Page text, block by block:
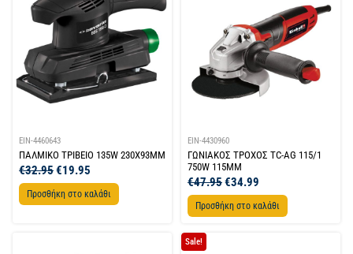
EIN-4460643
ΠΑΛΜΙΚΟ ΤΡΙΒΕΙΟ 135W 230X93MM
€32.95€19.95
Προσθήκη στο καλάθι
EIN-4430960
ΓΩΝΙΑΚΟΣ ΤΡΟΧΟΣ TC-AG 115/1
750W 115MM
€47.95€34.99
Προσθήκη στο καλάθι
Sale!